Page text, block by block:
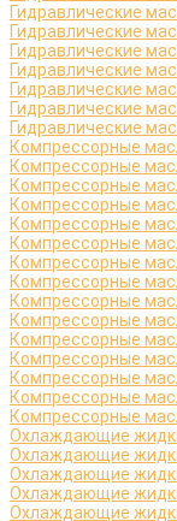
Гидравлические
Гидравлические
Гидравлические
Гидравлические
Гидравлические
Гидравлические
Гидравлические
Компрессорные
Компрессорные
Компрессорные
Компрессорные
Компрессорные
Компрессорные
Компрессорные
Компрессорные
Компрессорные
Компрессорные
Компрессорные
Компрессорные
Компрессорные
Компрессорные
Компрессорные
Охлаждающие
Охлаждающие
Охлаждающие
Охлаждающие
Охлаждающие